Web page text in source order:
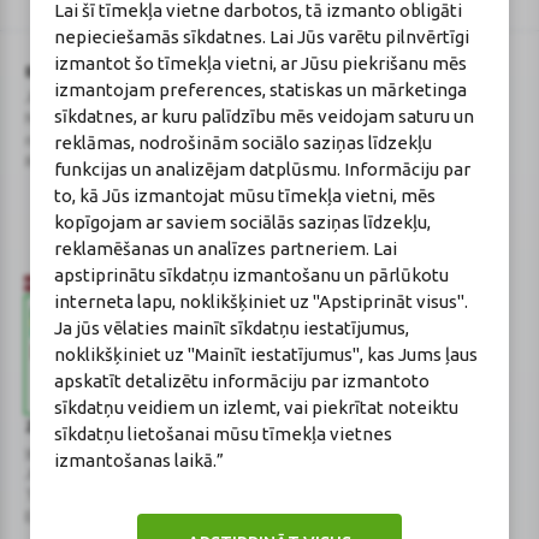
Lai šī tīmekļa vietne darbotos, tā izmanto obligāti
nepieciešamās sīkdatnes. Lai Jūs varētu pilnvērtīgi
izmantot šo tīmekļa vietni, ar Jūsu piekrišanu mēs
izmantojam preferences, statiskas un mārketinga
sīkdatnes, ar kuru palīdzību mēs veidojam saturu un
reklāmas, nodrošinām sociālo saziņas līdzekļu
funkcijas un analizējam datplūsmu. Informāciju par
to, kā Jūs izmantojat mūsu tīmekļa vietni, mēs
kopīgojam ar saviem sociālās saziņas līdzekļu,
reklamēšanas un analīzes partneriem. Lai
apstiprinātu sīkdatņu izmantošanu un pārlūkotu
interneta lapu, noklikšķiniet uz "Apstiprināt visus".
Ja jūs vēlaties mainīt sīkdatņu iestatījumus,
noklikšķiniet uz "Mainīt iestatījumus", kas Jums ļaus
apskatīt detalizētu informāciju par izmantoto
sīkdatņu veidiem un izlemt, vai piekrītat noteiktu
sīkdatņu lietošanai mūsu tīmekļa vietnes
izmantošanas laikā.”
reCAPTCHA
BENU Aptieka Latvija, SIA
Juridiskā adrese / Faktiskā adrese:
Noliktavu iela 5, Dreiliņi, Stopiņu
novads, LV-2130
Reģistrācijas Nr.: 40003252167
Licence
Licences numurs: A00010
E-aptiekas kontakti
Aptiekas vadītāja:
Sertificēta farmaceite: Jeļena
Gončarova
Reģistrācijas Nr.: F-0834
Sertifikāta Nr.: 215.2025
Zāļu valsts aģentūra
www.zva.gov.lv
E-pasts: info@zva.gov.lv
Veselības inspekcija
E-pasts: vi@vi.gov.lv